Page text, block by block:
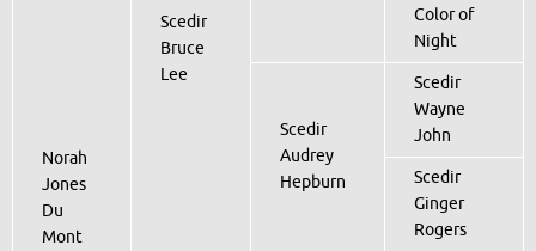
Norah
Jones
Du
Mont
Scedir
Bruce
Lee
Color of
Night
Scedir
Audrey
Hepburn
Scedir
Wayne
John
Scedir
Ginger
Rogers